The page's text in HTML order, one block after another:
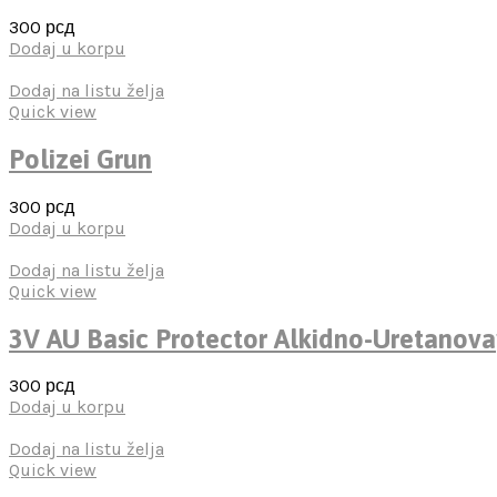
300 рсд
Dodaj u korpu
Dodaj na listu želja
Quick view
Polizei Grun
300 рсд
Dodaj u korpu
Dodaj na listu želja
Quick view
3V AU Basic Protector Alkidno-
300 рсд
Dodaj u korpu
Dodaj na listu želja
Quick view